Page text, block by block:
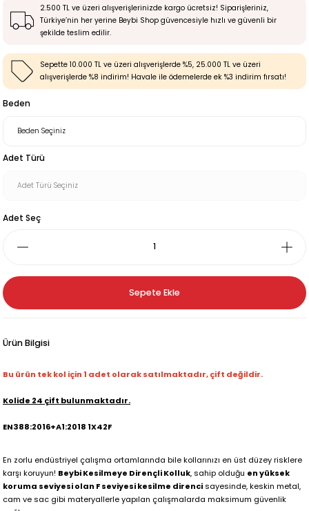
2.500 TL ve üzeri alışverişlerinizde kargo ücretsiz! Siparişleriniz,
Türkiye’nin her yerine Beybi Shop güvencesiyle hızlı ve güvenli bir
şekilde teslim edilir.
Sepette 10.000 TL ve üzeri alışverişlerde %5, 25.000 TL ve üzeri
alışverişlerde %8 indirim! Havale ile ödemelerde ek %3 indirim fırsatı!
Beden
Adet Türü
Adet Seç
Sepete Ekle
Ürün Bilgisi
Bu ürün tek kol için 1 adet olarak satılmaktadır, çift değildir.
Kolide 24 çift bulunmaktadır.
EN388:2016+A1:2018 1X42F
En zorlu endüstriyel çalışma ortamlarında bile kollarınızı en üst düzey risklere
karşı koruyun! Beybi Kesilmeye Dirençli Kolluk, sahip olduğu en yüksek
koruma seviyesi olan F seviyesi kesilme direncisayesinde, keskin metal,
cam ve sac gibi materyallerle yapılan çalışmalarda maksimum güvenlik